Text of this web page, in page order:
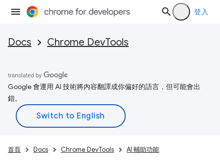
登入
Docs Chrome DevTools
Google 會運用 AI 技術將內容翻譯成你偏好的語言，但可能會出
錯。
首頁 Docs Chrome DevTools AI 輔助功能